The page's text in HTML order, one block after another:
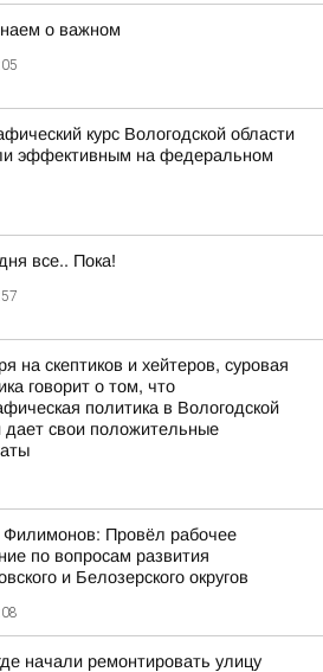
о важном
курс Вологодской области
эффективным на федеральном
все.. Пока!
на скептиков и хейтеров, суровая
говорит о том, что
политика в Вологодской
дает свои положительные
Филимонов: Провёл рабочее
по вопросам развития
и Белозерского округов
начали ремонтировать улицу